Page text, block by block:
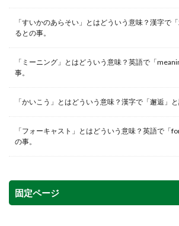
「すいかのあらそい」とはどういう意味？漢字で
るとの事。
「ミーニング」とはどういう意味？英語で「
事。
「かいこう」とはどういう意味？漢字で「邂逅」と
「フォーキャスト」とはどういう意味？英語で「
の事。
固定ページ